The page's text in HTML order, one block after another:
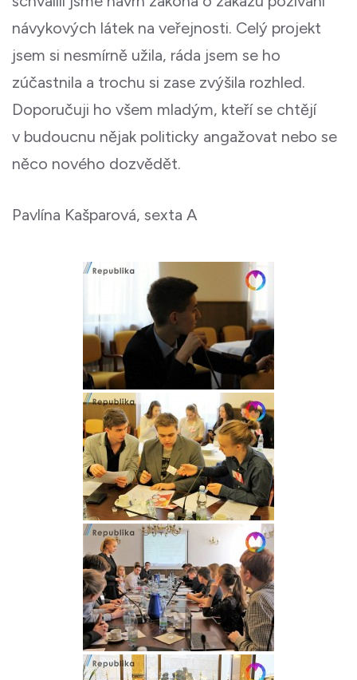
návykových látek na veřejnosti. Celý projekt
jsem si nesmírně užila, ráda jsem se ho
zúčastnila a trochu si zase zvýšila rozhled.
Doporučuji ho všem mladým, kteří se chtějí
v budoucnu nějak politicky angažovat nebo se
něco nového dozvědět.
Pavlína Kašparová, sexta A